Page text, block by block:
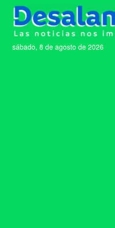
sábado, 8 de agosto de 2026